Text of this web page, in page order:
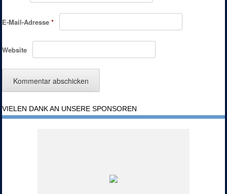
E-Mail-Adresse*
Website
VIELEN DANK AN UNSERE SPONSOREN